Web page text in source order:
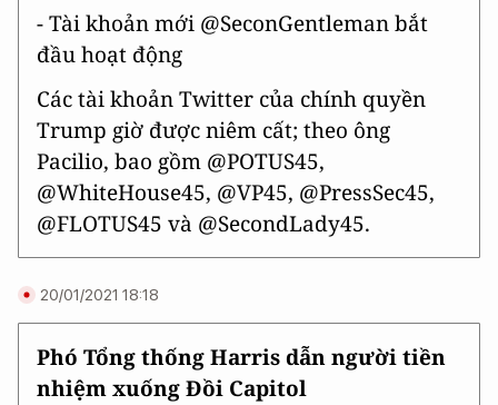
- Tài khoản mới @SeconGentleman bắt
đầu hoạt động
Các tài khoản Twitter của chính quyền
Trump giờ được niêm cất; theo ông
Pacilio, bao gồm @POTUS45,
@WhiteHouse45, @VP45, @PressSec45,
@FLOTUS45 và @SecondLady45.
20/01/2021 18:18
Phó Tổng thống Harris dẫn người tiền
nhiệm xuống Đồi Capitol